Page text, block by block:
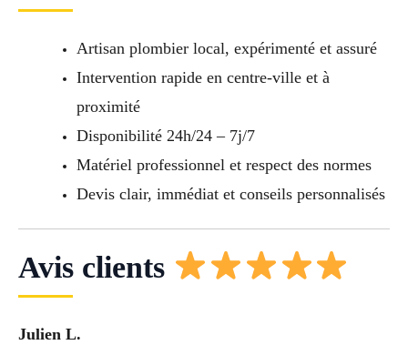
Artisan plombier local, expérimenté et assuré
Intervention rapide en centre-ville et à
proximité
Disponibilité 24h/24 – 7j/7
Matériel professionnel et respect des normes
Devis clair, immédiat et conseils personnalisés
Avis clients
Julien L.